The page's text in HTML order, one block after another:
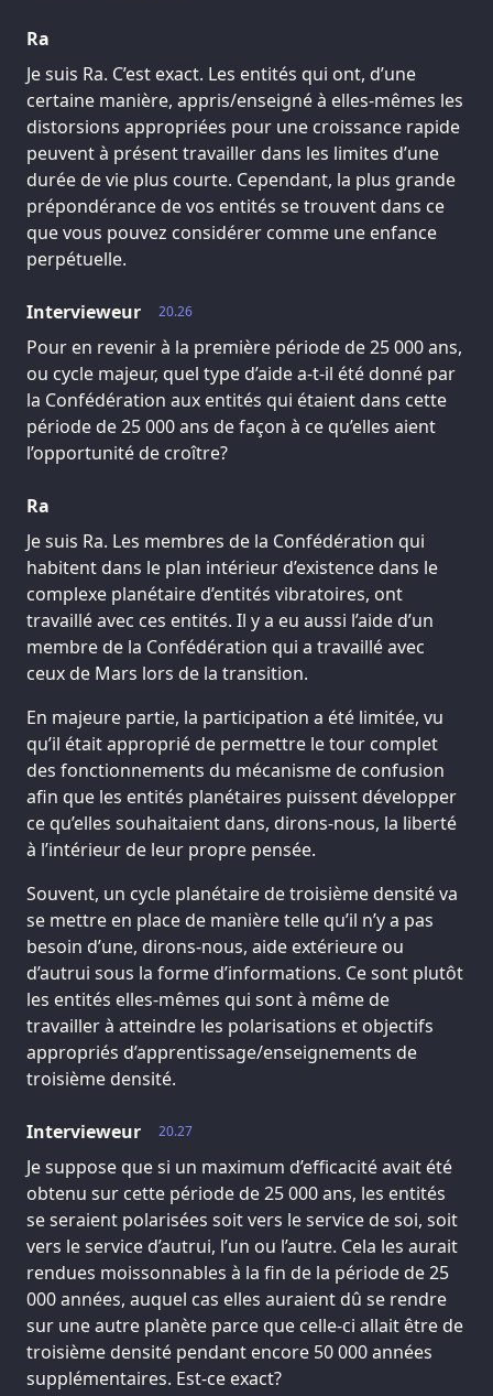
Ra
Je suis Ra. C’est exact. Les entités qui ont, d’une
certaine manière, appris/enseigné à elles-mêmes les
distorsions appropriées pour une croissance rapide
peuvent à présent travailler dans les limites d’une
durée de vie plus courte. Cependant, la plus grande
prépondérance de vos entités se trouvent dans ce
que vous pouvez considérer comme une enfance
perpétuelle.
20.26
Intervieweur
Pour en revenir à la première période de 25 000 ans,
ou cycle majeur, quel type d’aide a-t-il été donné par
la Confédération aux entités qui étaient dans cette
période de 25 000 ans de façon à ce qu’elles aient
l’opportunité de croître?
Ra
Je suis Ra. Les membres de la Confédération qui
habitent dans le plan intérieur d’existence dans le
complexe planétaire d’entités vibratoires, ont
travaillé avec ces entités. Il y a eu aussi l’aide d’un
membre de la Confédération qui a travaillé avec
ceux de Mars lors de la transition.
En majeure partie, la participation a été limitée, vu
qu’il était approprié de permettre le tour complet
des fonctionnements du mécanisme de confusion
afin que les entités planétaires puissent développer
ce qu’elles souhaitaient dans, dirons-nous, la liberté
à l’intérieur de leur propre pensée.
Souvent, un cycle planétaire de troisième densité va
se mettre en place de manière telle qu’il n’y a pas
besoin d’une, dirons-nous, aide extérieure ou
d’autrui sous la forme d’informations. Ce sont plutôt
les entités elles-mêmes qui sont à même de
travailler à atteindre les polarisations et objectifs
appropriés d’apprentissage/enseignements de
troisième densité.
20.27
Intervieweur
Je suppose que si un maximum d’efficacité avait été
obtenu sur cette période de 25 000 ans, les entités
se seraient polarisées soit vers le service de soi, soit
vers le service d’autrui, l’un ou l’autre. Cela les aurait
rendues moissonnables à la fin de la période de 25
000 années, auquel cas elles auraient dû se rendre
sur une autre planète parce que celle-ci allait être de
troisième densité pendant encore 50 000 années
supplémentaires. Est-ce exact?